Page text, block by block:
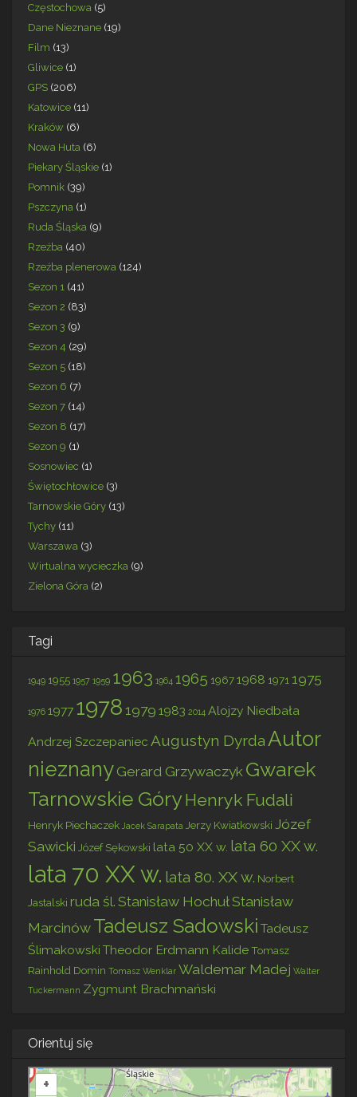
Częstochowa (5)
Dane Nieznane (19)
Film (13)
Gliwice (1)
GPS (206)
Katowice (11)
Kraków (6)
Nowa Huta (6)
Piekary Śląskie (1)
Pomnik (39)
Pszczyna (1)
Ruda Śląska (9)
Rzeźba (40)
Rzeźba plenerowa (124)
Sezon 1 (41)
Sezon 2 (83)
Sezon 3 (9)
Sezon 4 (29)
Sezon 5 (18)
Sezon 6 (7)
Sezon 7 (14)
Sezon 8 (17)
Sezon 9 (1)
Sosnowiec (1)
Świętochłowice (3)
Tarnowskie Góry (13)
Tychy (11)
Warszawa (3)
Wirtualna wycieczka (9)
Zielona Góra (2)
Tagi
1949 1955 1957 1959 1963 1964 1965 19671968 1971 1975
1976 1977 1978 1979 1983 2014 Alojzy Niedbała
Andrzej Szczepaniec Augustyn Dyrda Autor
nieznany Gerard Grzywaczyk Gwarek
Tarnowskie GóryHenryk Fudali
Henryk Piechaczek Jacek Sarapata Jerzy Kwiatkowski Józef
Sawicki Józef Sękowski lata 50 XX w. lata 60 XX w.
lata 70 XX w. lata 80. XX w. Norbert
Jastalski ruda śl. Stanisław HochułStanisław
Marcinów Tadeusz Sadowski Tadeusz
Ślimakowski Theodor Erdmann KalideTomasz
Rainhold Domin Tomasz Wenklar Waldemar Madej Walter
Tuckermann Zygmunt Brachmański
Orientuj się
+